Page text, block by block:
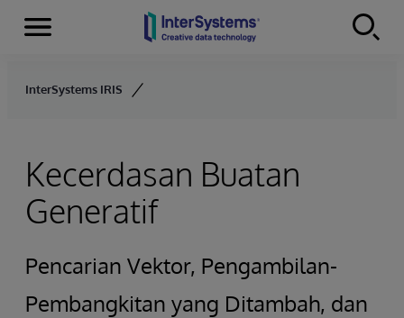
Skip to content
Menu
InterSystems IRIS
Kecerdasan Buatan
Generatif
Pencarian Vektor, Pengambilan-
Pembangkitan yang Ditambah, dan